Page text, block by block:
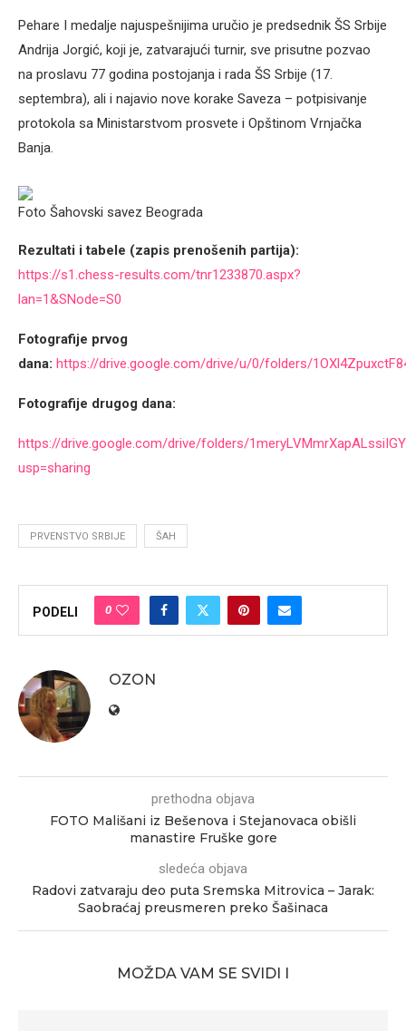
Pehare I medalje najuspešnijima uručio je predsednik ŠS Srbije
Andrija Jorgić, koji je, zatvarajući turnir, sve prisutne pozvao
na proslavu 77 godina postojanja i rada ŠS Srbije (17.
septembra), ali i najavio nove korake Saveza – potpisivanje
protokola sa Ministarstvom prosvete i Opštinom Vrnjačka
Banja.
Foto Šahovski savez Beograda
Rezultati i tabele (zapis prenošenih partija):
https://s1.chess-results.com/tnr1233870.aspx?
lan=1&SNode=S0
Fotografije prvog
dana: https://drive.google.com/drive/u/0/folders/
Fotografije drugog dana:
https://drive.google.com/drive/folders/
usp=sharing
PRVENSTVO SRBIJE ŠAH
PODELI 0
OZON
prethodna objava
FOTO Mališani iz Bešenova i Stejanovaca obišli
manastire Fruške gore
sledeća objava
Radovi zatvaraju deo puta Sremska Mitrovica – Jarak:
Saobraćaj preusmeren preko Šašinaca
MOŽDA VAM SE SVIDI I